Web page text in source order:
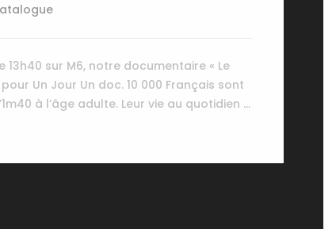
sur M6, notre documentaire « Le
Un Jour Un doc. 10 000 Français sont
à l’âge adulte. Leur vie au quotidien …